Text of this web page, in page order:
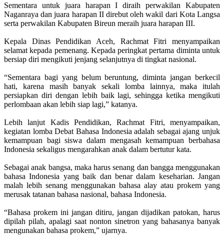
Sementara untuk juara harapan I diraih perwakilan Kabupaten
Naganraya dan juara harapan II direbut oleh wakil dari Kota Langsa
serta perwakilan Kabupaten Bireun meraih juara harapan III.
Kepala Dinas Pendidikan Aceh, Rachmat Fitri menyampaikan
selamat kepada pemenang. Kepada peringkat pertama diminta untuk
bersiap diri mengikuti jenjang selanjutnya di tingkat nasional.
“Sementara bagi yang belum beruntung, diminta jangan berkecil
hati, karena masih banyak sekali lomba lainnya, maka itulah
persiapkan diri dengan lebih baik lagi, sehingga ketika mengikuti
perlombaan akan lebih siap lagi,” katanya.
Lebih lanjut Kadis Pendidikan, Rachmat Fitri, menyampaikan,
kegiatan lomba Debat Bahasa Indonesia adalah sebagai ajang unjuk
kemampuan bagi siswa dalam mengasah kemampuan berbahasa
Indonesia sekaligus mengarahkan anak dalam bertutur kata.
Sebagai anak bangsa, maka harus senang dan bangga menggunakan
bahasa Indonesia yang baik dan benar dalam keseharian. Jangan
malah lebih senang menggunakan bahasa alay atau prokem yang
merusak tatanan bahasa nasional, bahasa Indonesia.
“Bahasa prokem ini jangan ditiru, jangan dijadikan patokan, harus
dipilah pilah, apalagi saat nonton sinetron yang bahasanya banyak
mengunakan bahasa prokem,” ujarnya.